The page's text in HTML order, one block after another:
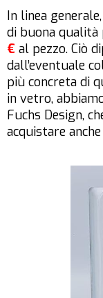
In linea
di buona
€ al pezzo. Ciò
dall’eventuale
più concreta di
in vetro,
Fuchs Design,
acquistare